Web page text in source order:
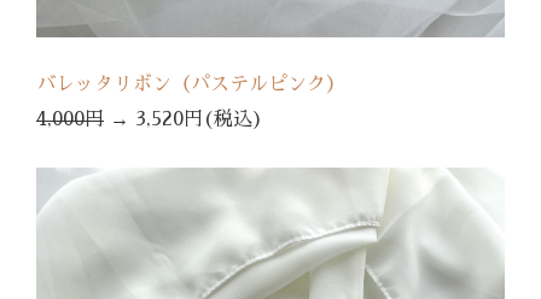
バレッタリボン（パステルピンク）
4,000円 → 3,520円(税込)